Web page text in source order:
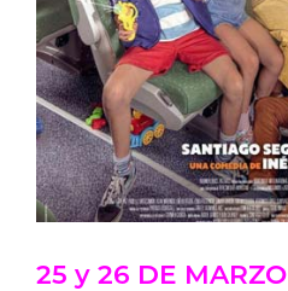
25 y 26 DE MARZO